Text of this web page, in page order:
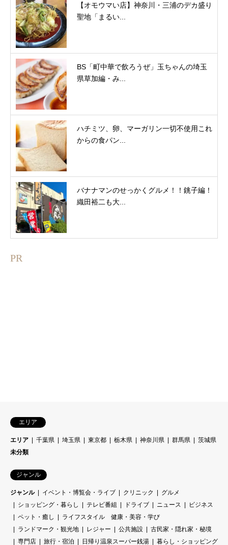
【オモウマい店】神奈川・三浦のデカ盛り
聖地「まるい...
BS「町中華で飲ろうぜ」玉ちゃんの埼玉
県草加編・み...
ハチミツ、卵、マーガリン一切不使用これ
からの食パン...
バナナマンのせっかくグルメ！！銚子編！
織田裕二も大...
PR
エリア
エリア 千葉県 埼玉県 東京都 栃木県 神奈川県 群馬県
茨城県
未分類
ジャンル
ジャンル イベント・博覧会・ライブ クリニック
グルメ
ショッピング・暮らし
テレビ番組 ドライブ ニュース
ビジネス
ペット・癒し
ライフスタイル 健康・美容・学び
ランドマーク・観光地
レジャー 公共施設
古民家・隠れ家・秘境
専門店
旅行・宿泊 日帰り温泉スーパー銭湯
暮らし・ショッピング